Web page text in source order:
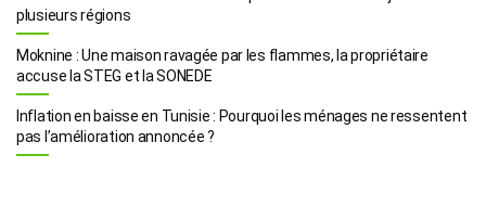
plusieurs régions
Moknine : Une maison ravagée par les flammes, la propriétaire
accuse la STEG et la SONEDE
Inflation en baisse en Tunisie : Pourquoi les ménages ne ressentent
pas l’amélioration annoncée ?